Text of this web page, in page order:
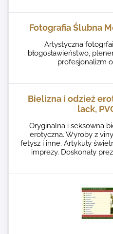
Fotografia Ślubna
Artystyczna
błogosławieństwo,
profesjonalizm
Bielizna i odzież
lack,
Oryginalna i seksowna
erotyczna. Wyroby z
fetysz i inne. Artykuły
imprezy. Doskonały